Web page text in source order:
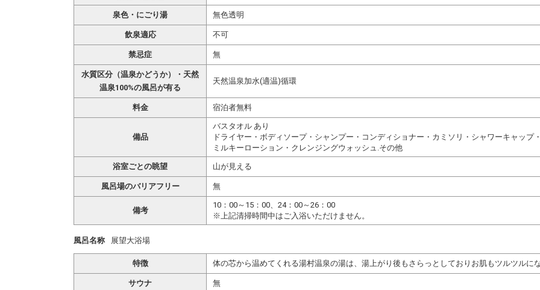
泉色・にごり湯 無色透明
飲泉適応 不可
禁忌症 無
水質区分（温泉かどうか）・天然
温泉100%の風呂が有る
天然温泉加水(適温)循環
料金 宿泊者無料
備品
バスタオル あり
ドライヤー・ボディソープ・シャンプー・コンディショナー・カミソリ・シャワーキャップ
ミルキーローション・クレンジングウォッシュ.その他
浴室ごとの眺望 山が見える
風呂場のバリアフリー 無
備考
10：00～15：00、24：00～26：00
※上記清掃時間中はご入浴いただけません。
風呂名称 展望大浴場
特徴 体の芯から温めてくれる湯村温泉の湯は、湯上がり後もさらっとしておりお肌もツルツルにな
サウナ 無